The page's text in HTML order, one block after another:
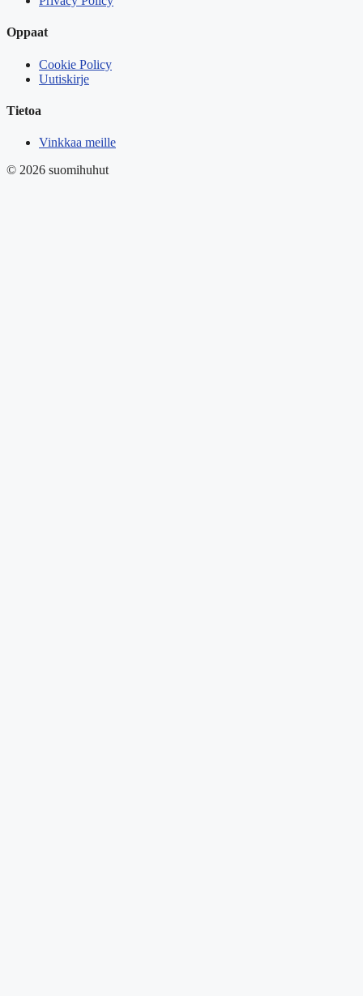
Oppaat
Cookie Policy
Uutiskirje
Tietoa
Vinkkaa meille
© 2026 suomihuhut